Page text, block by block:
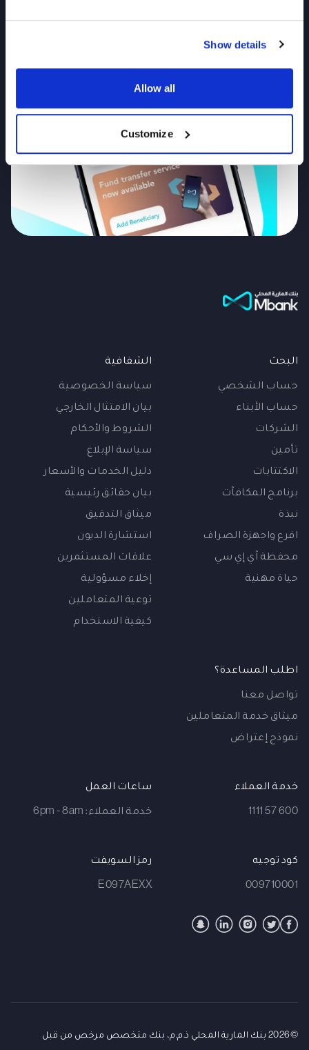
Show details
Allow all
Customize
البحث
حساب الشخصي
حساب الأبناء
الشركات
تأمين
الاكتتابات
برنامج المكافآت
نبذة
افرع واجهزة الصراف
محفظة آي إي سي
حياة مهنية
الشفافية
سياسة الخصوصية
بيان الامتثال الخارجي
الشروط والأحكام
سياسة الإبلاغ
دليل الخدمات والأسعار
بيان حقائق رئيسية
ميثاق التدقيق
استشارة الديون
علاقات المستثمرين
إخلاء مسؤولية
توعية المتعاملين
كيفية الاستخدام
اطلب المساعدة؟
تواصل معنا
ميثاق خدمة المتعاملين
نموذج إعتراض
خدمة العملاء
600 57 1111
ساعات العمل
خدمة العملاء: 6pm - 8am
كود توجيه
009710001
رمز السويفت
E097AEXX
©2026 بنك المارية المحلي ذ.م.م، بنك متخصص مرخص من قبل